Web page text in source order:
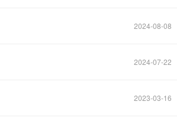
2024-08-08
2024-07-22
2023-03-16